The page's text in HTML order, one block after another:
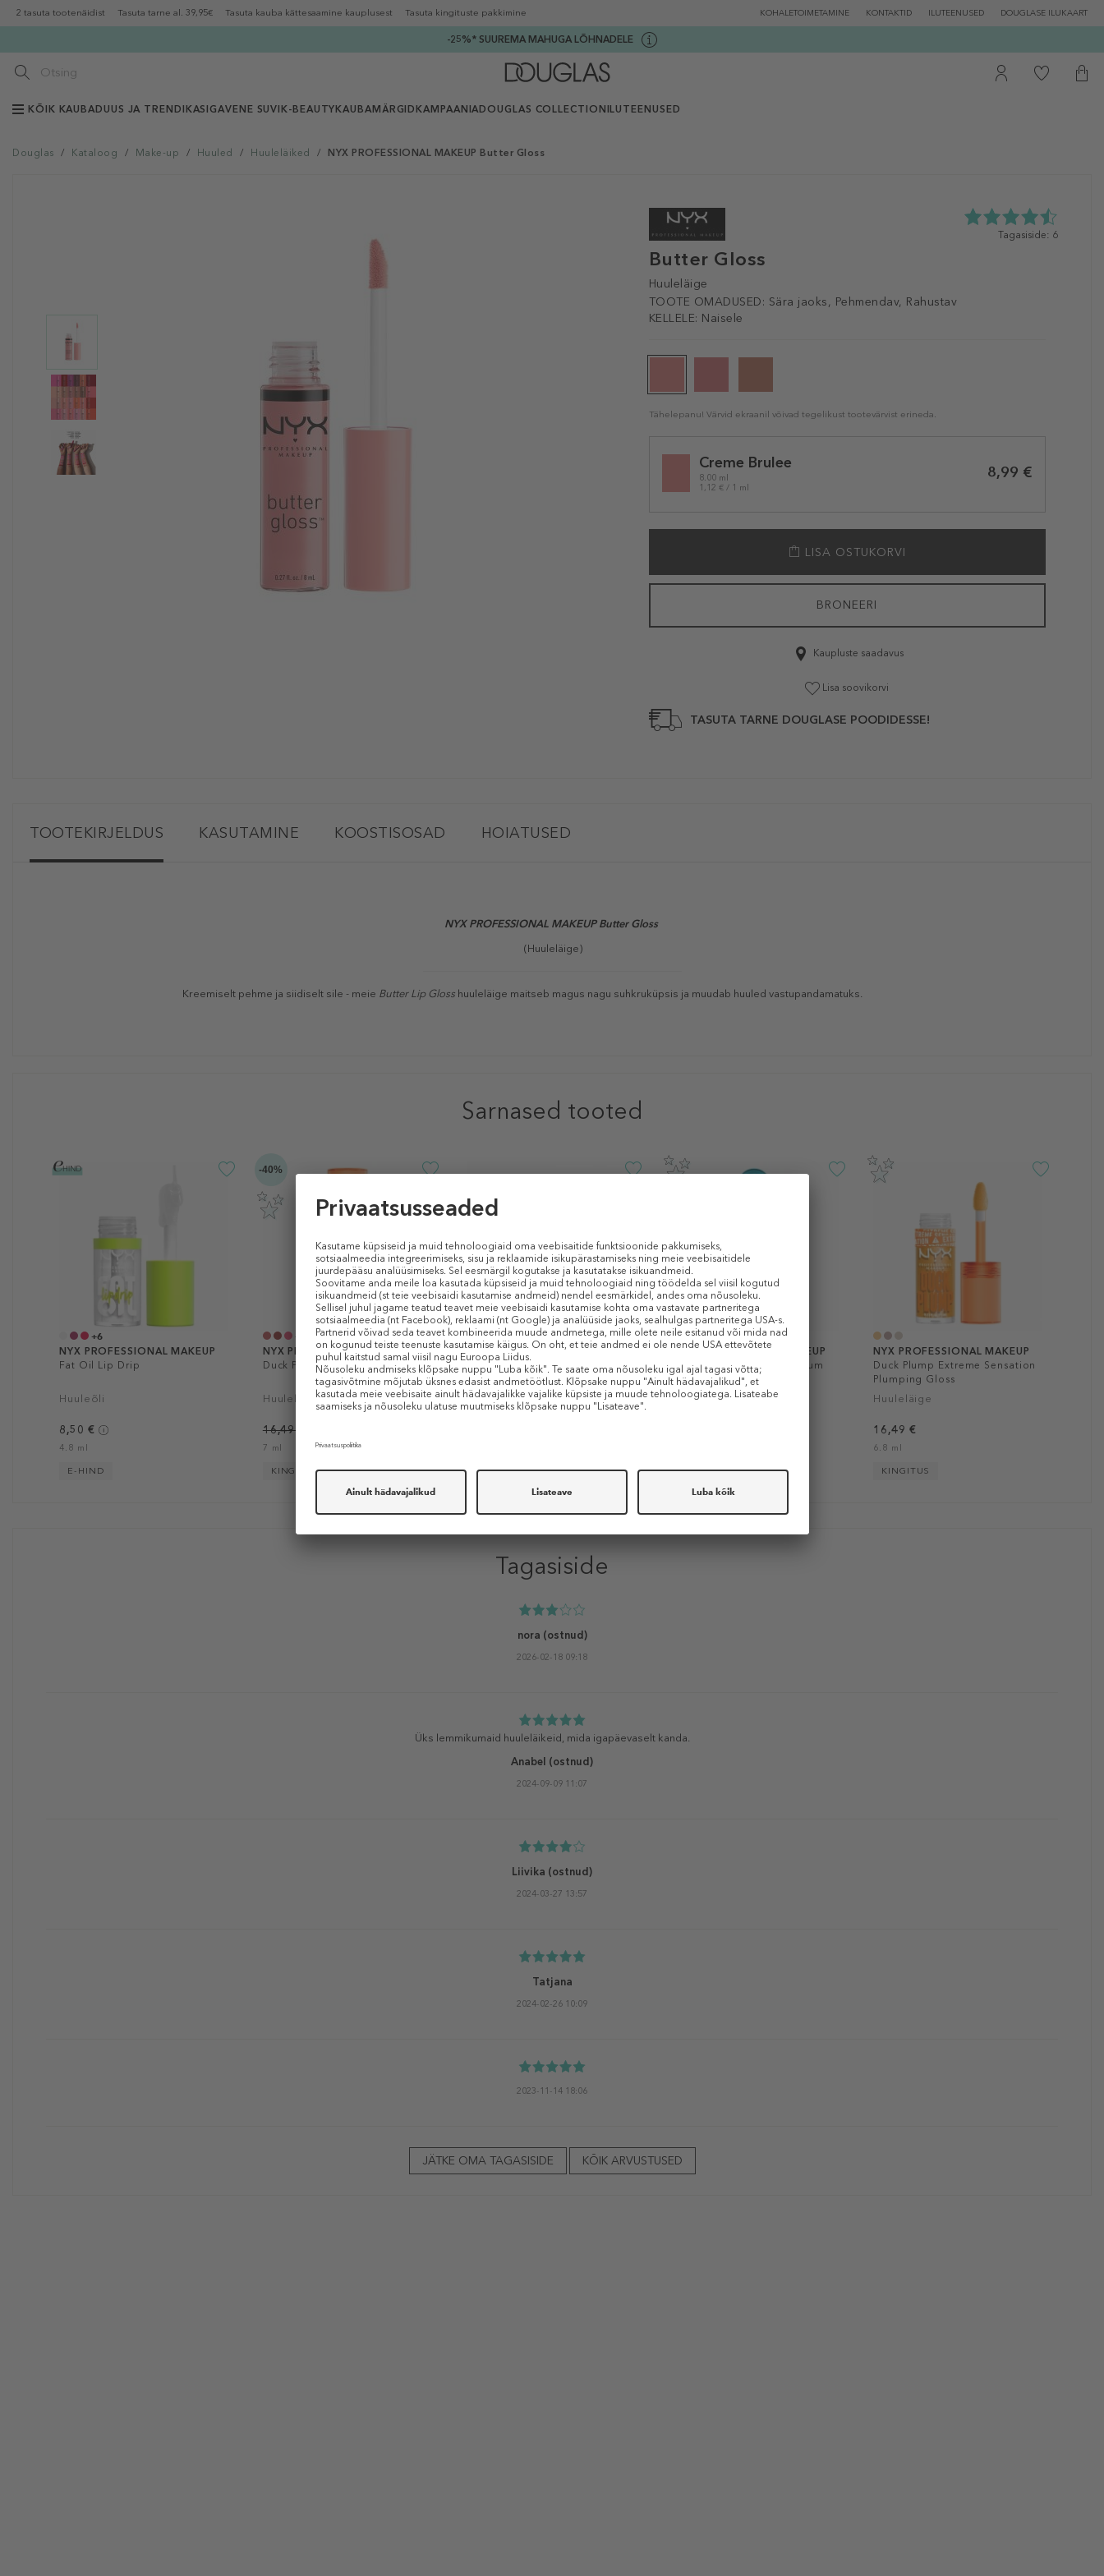
2 tasuta tootenäidist Tasuta tarne al. 39,95€ Tasuta kauba kättesaamine kauplusest Tasuta kingituste pakkimine KOHALETOIMETAMINE KONTAKTID ILUTEENUSED DOUGLASE ILUKAART
-25%* SUUREMA MAHUGA LÕHNADELE
KÕIK KAUBADUUS JA TRENDIKAS IGAVENE SUVI K-BEAUTY KAUBAMÄRGID KAMPAANIADOUGLAS COLLECTION ILUTEENUSED
Douglas / Kataloog / Make-up / Huuled / Huuleläiked / NYX PROFESSIONAL MAKEUP Butter Gloss
Butter Gloss
Huuleläige
TOOTE OMADUSED: Sära jaoks, Pehmendav, Rahustav
KELLELE: Naisele
4.5
Tagasiside: 6
Tähelepanu! Värvid ekraanil võivad tegelikust tootevärvist erineda.
variationCreme Brulee
8.00 ml
1,12 € / 1 ml
8,99 €
LISA OSTUKORVI
BRONEERI
Kaupluste saadavus
Lisa soovikorvi
TASUTA TARNE DOUGLASE POODIDESSE!
TOOTEKIRJELDUS KASUTAMINE KOOSTISOSAD HOIATUSED
NYX PROFESSIONAL MAKEUPButter Gloss
(Huuleläige)
Kreemiselt pehme ja siidiselt sile - meie Butter Lip Gloss huuleläige maitseb magus nagu suhkruküpsis ja muudab huuled vastupandamatuks.
Sarnased tooted
+6
NYX PROFESSIONAL MAKEUP
Fat Oil Lip Drip
Huuleõli
8,50 €
4.8 ml
E-HIND
-40%
NYX PROFESSIONAL MAKEUP
Duck Plump Plumping Lip Gloss
Huuleläige
16,49 €
7 ml
KINGITUS
NYX PROFESSIONAL MAKEUP
Butter Gloss Bling
Huuleläige
+10
NYX PROFESSIONAL MAKEUP
Lip IV Hydrating Gloss Serum
Huuleläige
KINGITUS
NYX PROFESSIONAL MAKEUP
Duck Plump Extreme Sensation
Plumping Gloss
Huuleläige
16,49 €
6.8 ml
KINGITUS
Tagasiside
nora (ostnud)
2026-02-18 09:18
Üks lemmikumaid huuleläikeid, mida igapäevaselt kanda.
Anabel (ostnud)
2024-09-09 11:07
Liivika (ostnud)
2024-03-27 13:57
Tatjana
2024-02-26 10:09
2023-11-14 18:06
JÄTKE OMA TAGASISIDE KÕIK ARVUSTUSED